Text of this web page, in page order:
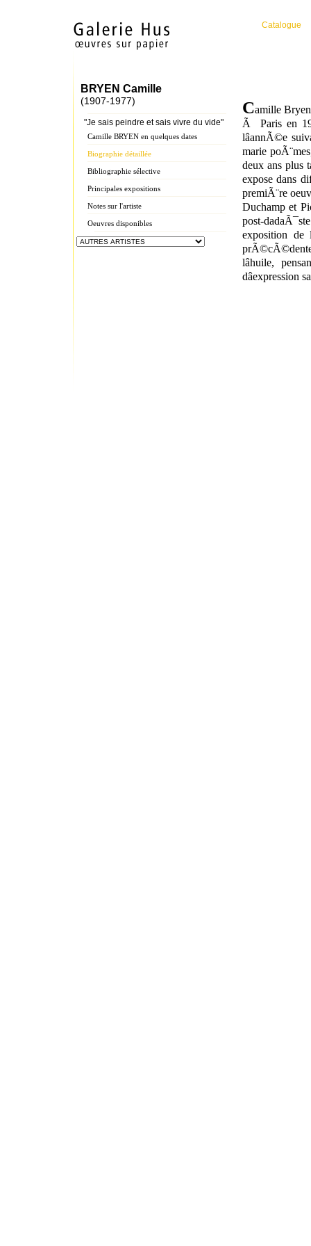
Catalogue
BRYEN Camille
(1907-1977)
"Je sais peindre et sais vivre du vide"
Camille BRYEN en quelques dates
Biographie détaillée
Bibliographie sélective
Principales expositions
Notes sur l'artiste
Oeuvres disponibles
Camille
Ã Paris en
lâannÃ©e
marie
deux ans plus
expose dans
premiÃ¨re
Duchamp et
post-
exposition de
lâhuile,